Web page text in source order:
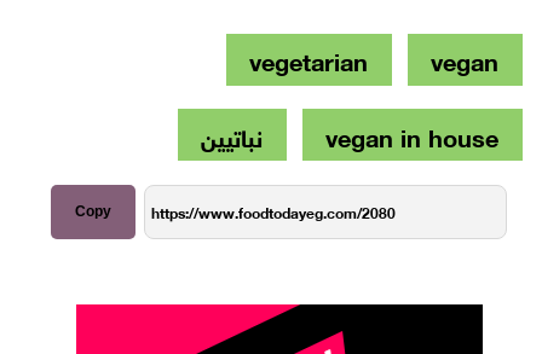
vegan
vegetarian
vegan in house
نباتيين
Copy